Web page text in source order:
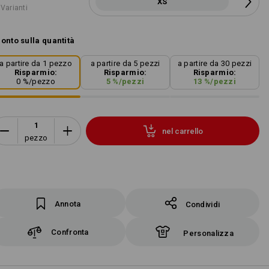
sulla quantità
a partire da 1 pezzo
Risparmio:
0 %/pezzo
a partire da 5 pezzi
Risparmio:
5%/pezzi
a partire da 30 pezzi
Risparmio:
13 %/pezzi
pezzo
nel carrello
Annota Condividi
Confronta Personalizza